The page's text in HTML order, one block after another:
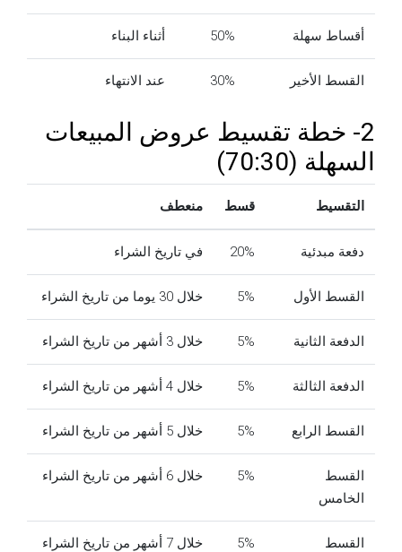
أقساط سهلة 50% أثناء البناء
القسط الأخير 30% عند الانتهاء
2- خطة تقسيط عروض المبيعات
السهلة (70:30)
التقسيط قسط منعطف
دفعة مبدئية 20% في تاريخ الشراء
القسط الأول 5% خلال 30 يوما من تاريخ الشراء
الدفعة الثانية 5% خلال 3 أشهر من تاريخ الشراء
الدفعة الثالثة 5% خلال 4 أشهر من تاريخ الشراء
القسط الرابع 5% خلال 5 أشهر من تاريخ الشراء
القسط
الخامس
5% خلال 6 أشهر من تاريخ الشراء
القسط
5% خلال 7 أشهر من تاريخ الشراء